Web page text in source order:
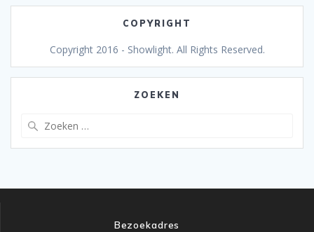
COPYRIGHT
Copyright 2016 - Showlight. All Rights Reserved.
ZOEKEN
Bezoekadres